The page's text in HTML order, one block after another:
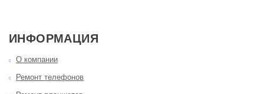
ИНФОРМАЦИЯ
О компании
Ремонт телефонов